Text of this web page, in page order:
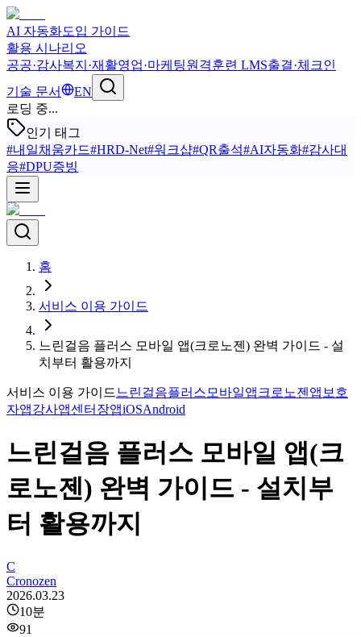
AI 자동화도입 가이드
활용 시나리오
공공·감사복지·재활영업·마케팅원격훈련 LMS출결·체크인
기술 문서
EN
로딩 중...
인기 태그
#내일채움카드#HRD-Net#워크샵#QR출석#AI자동화#감사대
응#DPU증빙
홈
서비스 이용 가이드
느린걸음 플러스 모바일 앱(크로노젠) 완벽 가이드 - 설
치부터 활용까지
서비스 이용 가이드 느린걸음플러스 모바일앱 크로노젠앱 보호
자앱강사앱센터장앱iOSAndroid
느린걸음 플러스 모바일 앱(크
로노젠) 완벽 가이드 - 설치부
터 활용까지
C
Cronozen
2026.03.23
10분
91